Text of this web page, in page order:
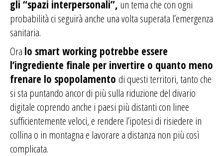
gli “spazi interpersonali”, un tema che con ogni
probabilità ci seguirà anche una volta superata l’emergenza
sanitaria.
Ora lo smart working potrebbe essere
l’ingrediente finale per invertire o quanto meno
frenare lo spopolamento di questi territori, tanto che
si sta puntando ancor di più sulla riduzione del divario
digitale coprendo anche i paesi più distanti con linee
sufficientemente veloci, e rendere l’ipotesi di risiedere in
collina o in montagna e lavorare a distanza non più così
complicata.